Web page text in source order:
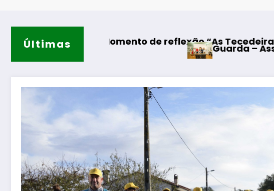
Últimas
Momento de reflexão “As Tecedeiras – Uma Questão
Guarda – Assinatura dos